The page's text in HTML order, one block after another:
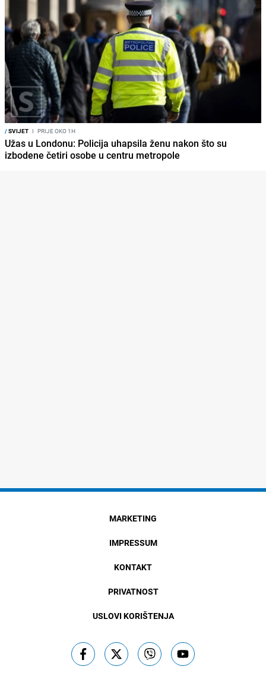
/SVIJET I PRIJE OKO 1H
Užas u Londonu: Policija uhapsila ženu nakon što su
izbodene četiri osobe u centru metropole
MARKETING
IMPRESSUM
KONTAKT
PRIVATNOST
USLOVI KORIŠTENJA